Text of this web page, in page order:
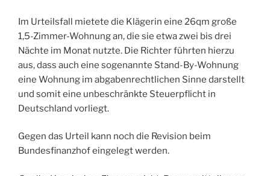
Im Urteilsfall mietete die Klägerin eine 26qm große
1,5-Zimmer-Wohnung an, die sie etwa zwei bis drei
Nächte im Monat nutzte. Die Richter führten hierzu
aus, dass auch eine sogenannte Stand-By-Wohnung
eine Wohnung im abgabenrechtlichen Sinne darstellt
und somit eine unbeschränkte Steuerpflicht in
Deutschland vorliegt.
Gegen das Urteil kann noch die Revision beim
Bundesfinanzhof eingelegt werden.